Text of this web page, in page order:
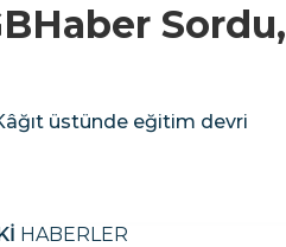
Sordu,
üstünde eğitim devri
HABERLER